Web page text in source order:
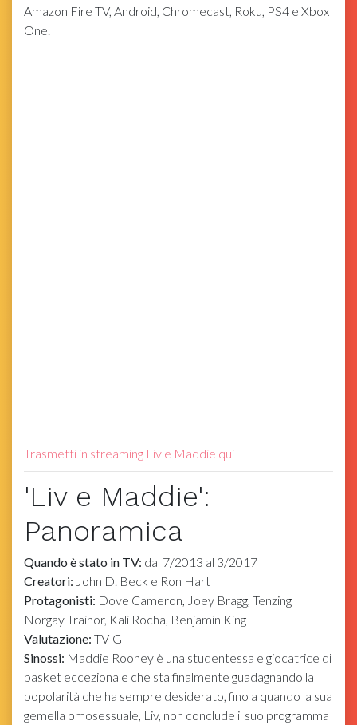
Amazon Fire TV, Android, Chromecast, Roku, PS4 e Xbox
One.
Trasmetti in streaming Liv e Maddie qui
'Liv e Maddie':
Panoramica
Quando è stato in TV: dal 7/2013 al 3/2017
Creatori: John D. Beck e Ron Hart
Protagonisti: Dove Cameron, Joey Bragg, Tenzing
Norgay Trainor, Kali Rocha, Benjamin King
Valutazione: TV-G
Sinossi: Maddie Rooney è una studentessa e giocatrice di
basket eccezionale che sta finalmente guadagnando la
popolarità che ha sempre desiderato, fino a quando la sua
gemella omosessuale, Liv, non conclude il suo programma